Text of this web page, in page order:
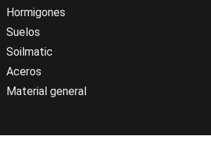
Hormigones
Suelos
Soilmatic
Aceros
Material general